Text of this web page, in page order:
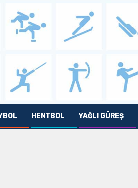
HENTBOL YAĞLI GÜREŞ